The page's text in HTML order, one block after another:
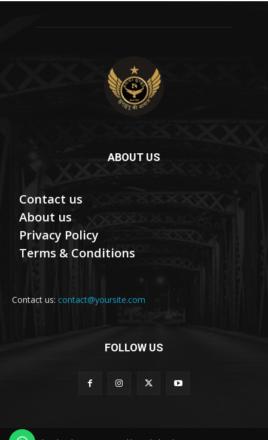
ABOUT US
Contact us
About us
Privacy Policy
Terms & Conditions
Contact us: contact@yoursite.com
FOLLOW US